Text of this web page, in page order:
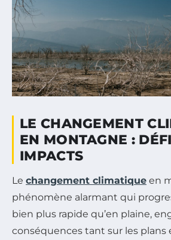
LE CHANGEMENT
EN MONTAGNE :
IMPACTS
Le changement climatique en
phénomène alarmant qui
bien plus rapide qu’en plaine,
conséquences tant sur les